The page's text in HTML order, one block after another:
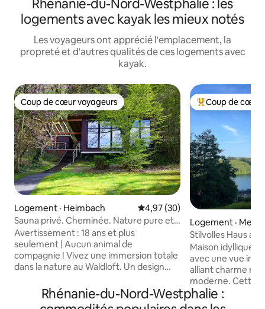
Rhénanie-du-Nord-Westphalie : les
logements avec kayak les mieux notés
Les voyageurs ont apprécié l'emplacement, la
propreté et d'autres qualités de ces logements avec
kayak.
Coup de cœur voyageurs
Coup de cœur voyageurs
Logement · Heimbach Note moyenne de 4,97 sur 5,
4,97 (30)
Sauna privé. Cheminée. Nature pure et
calme.
Avertissement : 18 ans et plus
seulement | Aucun animal de
compagnie ! Vivez une immersion totale
dans la nature au Waldloft. Un design
une vue panoramique sur le parc
national de l'Eifel créent un havre de paix
Coup de cœur
Coup de cœur
Logement ·
Stilvolles Haus
nature
Maison idyllique
avec une vue
alliant charme
moderne. Cette élégante maison
unifamiliale est
absolument
Rhénanie-du-Nord-Westphalie :